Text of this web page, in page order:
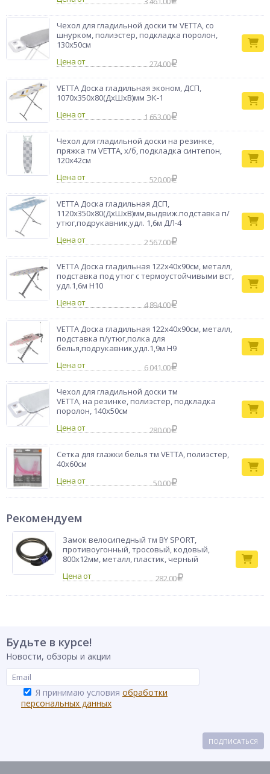
Чехол для гладильной доски тм VETTA, со
шнурком, полиэстер, подкладка поролон,
130х50см
Цена от
274.00
VETTA Доска гладильная эконом, ДСП,
1070х350х80(ДхШхВ)мм ЭК-1
Цена от
1 653.00
Чехол для гладильной доски на резинке,
пряжка тм VETTA, х/б, подкладка синтепон,
120х42см
Цена от
520.00
VETTA Доска гладильная ДСП,
1120х350х80(ДхШхВ)мм,выдвиж.подставка п/
утюг,подрукавник,удл. 1,6м ДЛ-4
Цена от
2 567.00
VETTA Доска гладильная 122х40х90см, металл,
подставка под утюг с термоустойчивыми вст,
удл.1,6м Н10
Цена от
4 894.00
VETTA Доска гладильная 122х40х90см, металл,
подставка п/утюг,полка для
белья,подрукавник,удл.1,9м Н9
Цена от
6 041.00
Чехол для гладильной доски тм
VETTA, на резинке, полиэстер, подкладка
поролон, 140х50см
Цена от
280.00
Сетка для глажки белья тм VETTA, полиэстер,
40х60см
Цена от
50.00
Рекомендуем
Замок велосипедный тм BY SPORT,
противоугонный, тросовый, кодовый,
800х12мм, металл, пластик, черный
282.00
Будьте в курсе!
Новости, обзоры и акции
Я принимаю условия обработки
персональных данных
ПОДПИСАТЬСЯ